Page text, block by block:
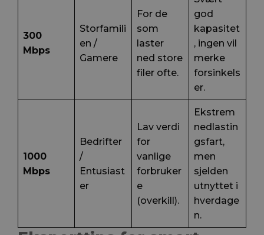
300
Mbps
Storfamili
en /
Gamere
For de
som
laster
ned store
filer ofte.
god
kapasitet
, ingen vil
merke
forsinkels
er.
1000
Mbps
Bedrifter
/
Entusiast
er
Lav verdi
for
vanlige
forbruker
e
(overkill).
Ekstrem
nedlastin
gsfart,
men
sjelden
utnyttet i
hverdage
n.